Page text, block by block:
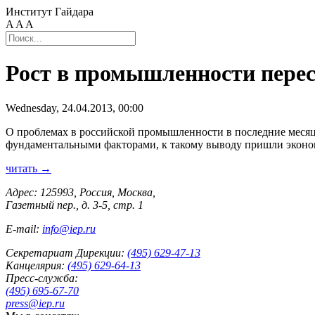
Институт Гайдара
A A A
Рост в промышленности
Wednesday, 24.04.2013, 00:00
О проблемах в российской промышленности в последние
фундаментальными факторами, к такому выводу пришли
читать →
Адрес: 125993, Россия, Москва,
Газетный пер., д. 3-5, стр. 1
E-mail: info@iep.ru
Секретариат Дирекции: (495) 629-47-13
Канцелярия: (495) 629-64-13
Пресс-служба:
(495) 695-67-70
press@iep.ru